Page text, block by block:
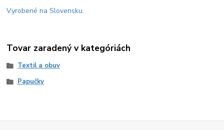
Vyrobené na Slovensku.
Tovar zaradený v kategóriách
Textil a obuv
Papučky